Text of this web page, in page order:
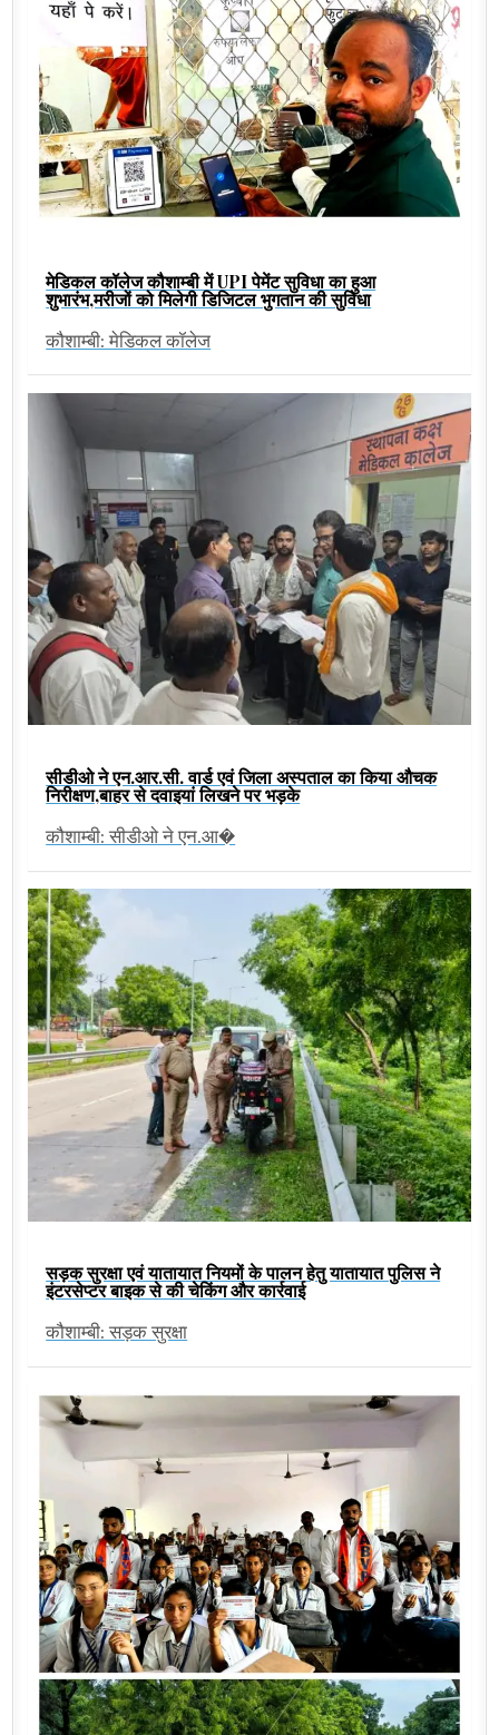
मेडिकल कॉलेज कौशाम्बी में UPI पेमेंट सुविधा का हुआ
शुभारंभ,मरीजों को मिलेगी डिजिटल भुगतान की सुविधा
कौशाम्बी: मेडिकल कॉलेज
सीडीओ ने एन.आर.सी. वार्ड एवं जिला अस्पताल का किया औचक
निरीक्षण,बाहर से दवाइयां लिखने पर भड़के
कौशाम्बी: सीडीओ ने एन.आ�
सड़क सुरक्षा एवं यातायात नियमों के पालन हेतु यातायात पुलिस ने
इंटरसेप्टर बाइक से की चेकिंग और कार्रवाई
कौशाम्बी: सड़क सुरक्षा